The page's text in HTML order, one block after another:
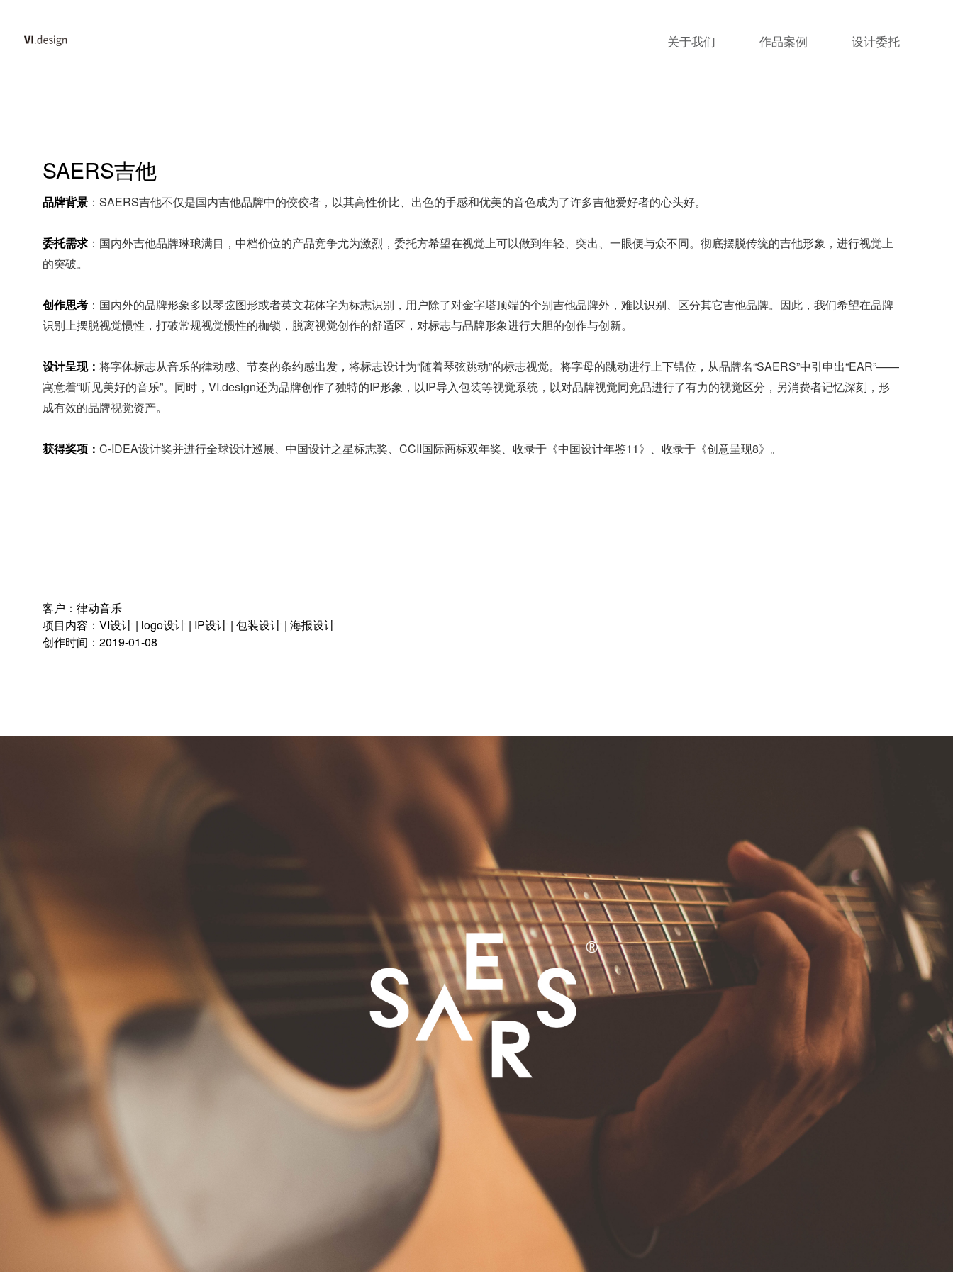
关于我们 作品案例 设计委托
SAERS吉他
品牌背景 ：SAERS吉他不仅是国内吉他品牌中的佼佼者，以其高性价比、出色的手感和优美的音色成为了许多吉他爱好者的心头好。
委托需求：国内外吉他品牌琳琅满目，中档价位的产品竞争尤为激烈，委托方希望在视觉上可以做到年轻、突出、一眼便与众不同。彻底摆脱传统的吉他形象，进行视觉上
的突破。
创作思考 ：国内外的品牌形象多以琴弦图形或者英文花体字为标志识别，用户除了对金字塔顶端的个别吉他品牌外，难以识别、区分其它吉他品牌。因此，我们希望在品牌
识别上摆脱视觉惯性，打破常规视觉惯性的枷锁，脱离视觉创作的舒适区，对标志与品牌形象进行大胆的创作与创新。
设计呈现： 将字体标志从音乐的律动感、节奏的条约感出发，将标志设计为“随着琴弦跳动”的标志视觉。将字母的跳动进行上下错位，从品牌名“SAERS”中引申出“EAR”——
寓意着“听见美好的音乐”。同时，VI.design还为品牌创作了独特的IP形象，以IP导入包装等视觉系统，以对品牌视觉同竞品进行了有力的视觉区分，另消费者记忆深刻，形
成有效的品牌视觉资产。
获得奖项： C-IDEA设计奖并进行全球设计巡展、中国设计之星标志奖、CCII国际商标双年奖、 收录于《中国设计年鉴11》、 收录于《创意呈现8》。
客户：律动音乐
项目内容：VI设计 | logo设计 | IP设计 | 包装设计 | 海报设计
创作时间：2019-01-08